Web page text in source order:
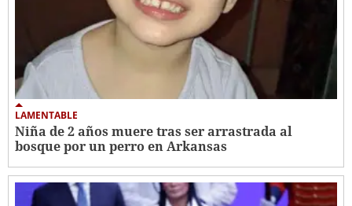
LAMENTABLE
Niña de 2 años muere tras ser arrastrada al
bosque por un perro en Arkansas